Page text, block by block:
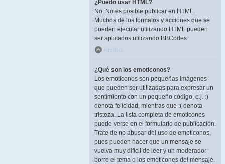
¿Puedo usar HTML?
No. No es posible publicar en HTML.
Muchos de los formatos y acciones que se
pueden ejecutar utilizando HTML pueden
ser aplicados utilizando BBCodes.
Arriba
¿Qué son los emoticonos?
Los emoticonos son pequeñas imágenes
que pueden ser utilizadas para expresar un
sentimiento con un pequeño código, e.j. :)
denota felicidad, mientras que :( denota
tristeza. La lista completa de emoticones
puede verse en el formulario de publicación.
Trate de no abusar del uso de emoticonos,
pues pueden hacer que un mensaje se
vuelva muy difícil de leer y un moderador
borre el tema o los emoticones del mensaje.